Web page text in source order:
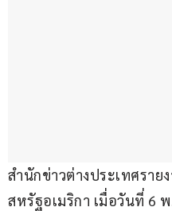
สำนักข่าวต่างประเทศราย
สหรัฐอเมริกา เมื่อวันที่ 6